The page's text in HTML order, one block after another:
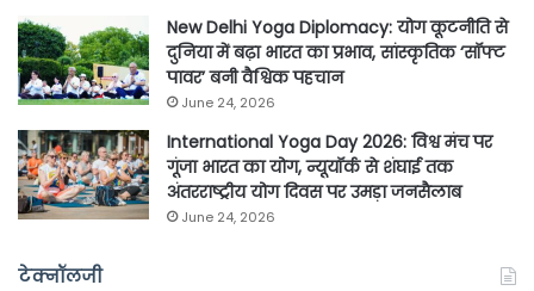
New Delhi Yoga Diplomacy: योग कूटनीति से
दुनिया में बढ़ा भारत का प्रभाव, सांस्कृतिक ‘सॉफ्ट
पावर’ बनी वैश्विक पहचान
June 24, 2026
International Yoga Day 2026: विश्व मंच पर
गूंजा भारत का योग, न्यूयॉर्क से शंघाई तक
अंतरराष्ट्रीय योग दिवस पर उमड़ा जनसैलाब
June 24, 2026
टेक्नॉलजी